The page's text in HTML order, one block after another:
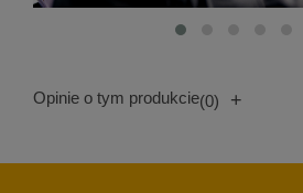
Opinie o tym produkcie(0) +